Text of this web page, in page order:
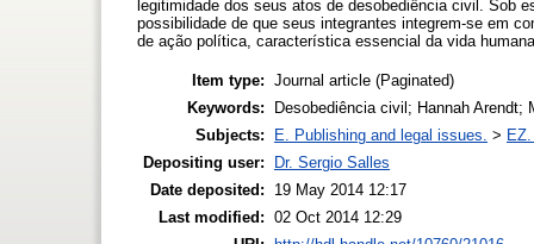
legitimidade dos seus atos de desobediência civil. Sob
possibilidade de que seus integrantes integrem-se em
de ação política, característica essencial da vida
Item type: Journal article (Paginated)
Keywords:
Desobediência civil; Hannah Arendt;
Subjects:
E. Publishing and legal issues. >
Depositing user:
Dr. Sergio Salles
Date deposited:
19 May 2014 12:17
Last modified: 02 Oct 2014 12:29